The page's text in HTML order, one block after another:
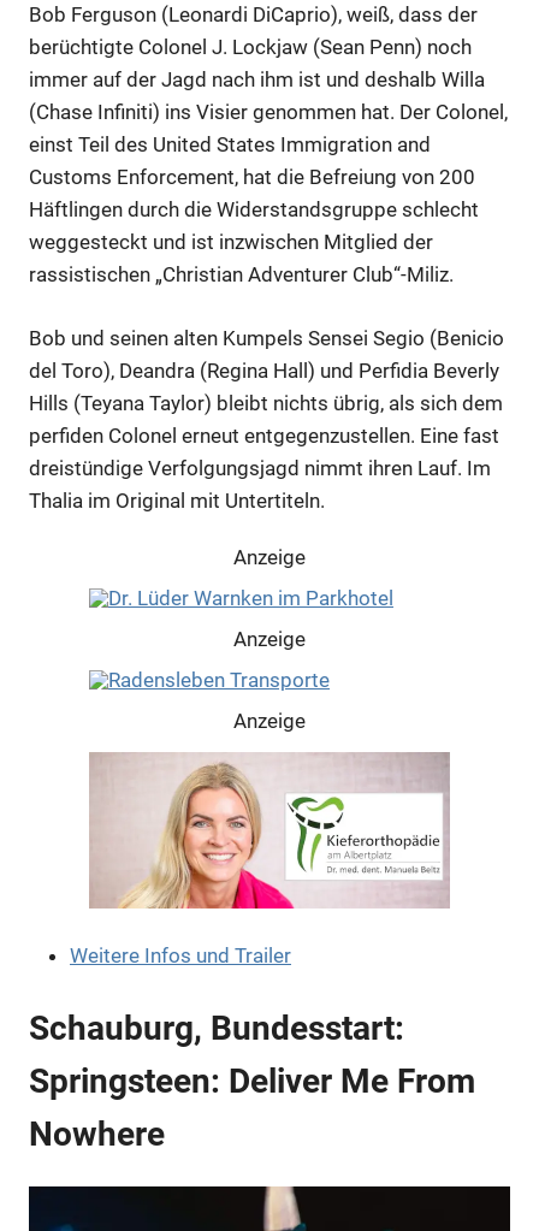
Bob Ferguson (Leonardi DiCaprio), weiß, dass der
berüchtigte Colonel J. Lockjaw (Sean Penn) noch
immer auf der Jagd nach ihm ist und deshalb Willa
(Chase Infiniti) ins Visier genommen hat. Der Colonel,
einst Teil des United States Immigration and
Customs Enforcement, hat die Befreiung von 200
Häftlingen durch die Widerstandsgruppe schlecht
weggesteckt und ist inzwischen Mitglied der
rassistischen „Christian Adventurer Club“-Miliz.
Bob und seinen alten Kumpels Sensei Segio (Benicio
del Toro), Deandra (Regina Hall) und Perfidia Beverly
Hills (Teyana Taylor) bleibt nichts übrig, als sich dem
perfiden Colonel erneut entgegenzustellen. Eine fast
dreistündige Verfolgungsjagd nimmt ihren Lauf. Im
Thalia im Original mit Untertiteln.
Anzeige
Anzeige
Anzeige
Anzeige
Weitere Infos und Trailer
Schauburg, Bundesstart:
Springsteen: Deliver Me From
Nowhere